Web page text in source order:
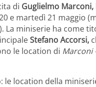
di Guglielmo Marconi,
e martedì 21 maggio
La miniserie ha come
Stefano Accorsi,
le location di Marconi
le location della